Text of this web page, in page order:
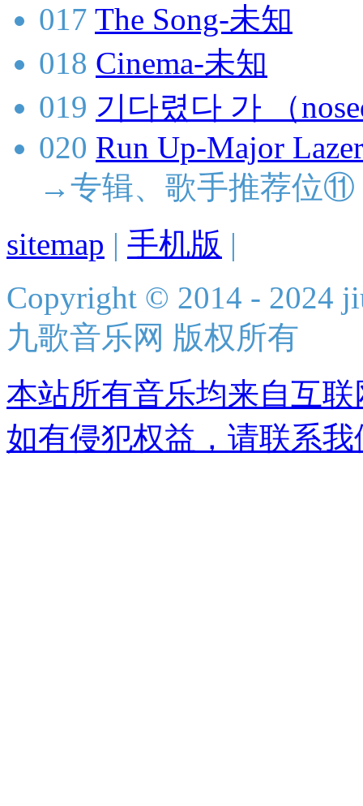
017 The Song-未知
018 Cinema-未知
019 기다렸다 가 （
020 Run Up-Major
→专辑、歌手推荐位⑪
sitemap | 手机版 |
Copyright © 2014 - 2024
九歌音乐网 版权所有
本站所有音乐均来自互
如有侵犯权益，请联系